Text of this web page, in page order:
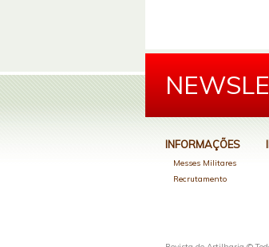
INFORMAÇÕES
Messes Militares
Recrutamento